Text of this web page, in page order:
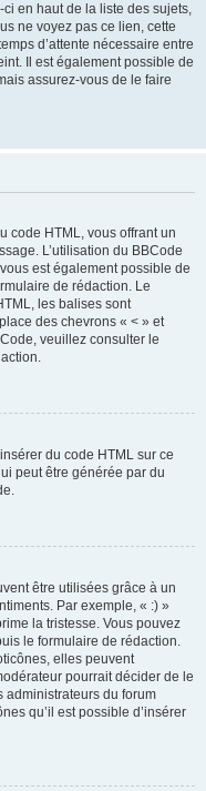
en haut de la liste des sujets,
ne voyez pas ce lien, cette
d’attente nécessaire entre
Il est également possible de
assurez-vous de le faire
code HTML, vous offrant un
L’utilisation du BBCode
est également possible de
de rédaction. Le
les balises sont
des chevrons « < » et
veuillez consulter le
du code HTML sur ce
peut être générée par du
être utilisées grâce à un
Par exemple, « :) »
la tristesse. Vous pouvez
le formulaire de rédaction.
elles peuvent
pourrait décider de le
administrateurs du forum
qu’il est possible d’insérer